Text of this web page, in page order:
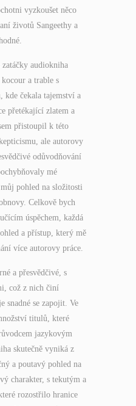
vyzkoušet něco
životů Sangeethy a
audiokniha
a trable s
kde čekala tajemství a
přetékající zlatem a
přistoupil k této
ale autorovy
odůvodňování
mé
pohled na složitosti
Celkově bych
úspěchem, každá
a přístup, který mě
více autorovy práce.
a přesvědčivé, s
což z nich činí
snadné se zapojit. Ve
titulů, které
jazykovým
skutečně vyniká z
a poutavý pohled na
charakter, s tekutým a
rozostřilo hranice